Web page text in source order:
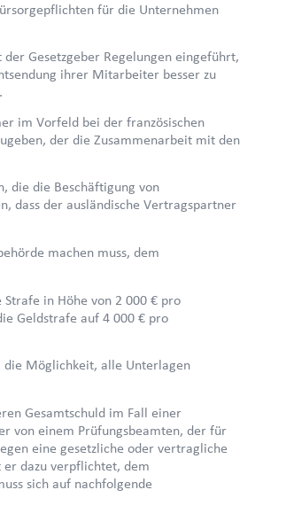
für die Unternehmen
Gesetzgeber Regelungen eingeführt,
ihrer Mitarbeiter besser zu
im Vorfeld bei der französischen
der die Zusammenarbeit mit den
die die Beschäftigung von
dass der ausländische Vertragspartner
machen muss, dem
in Höhe von 2 000 € pro
Geldstrafe auf 4 000 € pro
die Möglichkeit, alle Unterlagen
Gesamtschuld im Fall einer
von einem Prüfungsbeamten, der für
eine gesetzliche oder vertragliche
dazu verpflichtet, dem
sich auf nachfolgende